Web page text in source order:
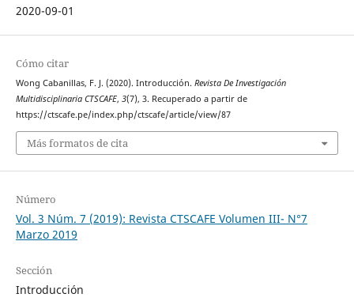
2020-09-01
Cómo citar
Wong Cabanillas, F. J. (2020). Introducción. Revista De Investigación
Multidisciplinaria CTSCAFE, 3(7), 3. Recuperado a partir de
https://ctscafe.pe/index.php/ctscafe/article/view/87
Más formatos de cita
Número
Vol. 3 Núm. 7 (2019): Revista CTSCAFE Volumen III- N°7
Marzo 2019
Sección
Introducción